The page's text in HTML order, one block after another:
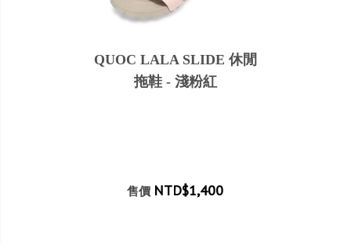
QUOC LALA SLIDE 休閒
拖鞋 - 淺粉紅
售價 NTD$1,400